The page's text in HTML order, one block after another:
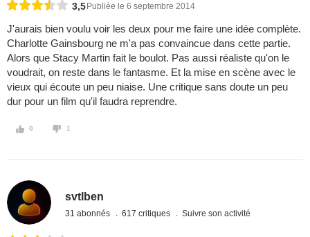
3,5 Publiée le 6 septembre 2014
J'aurais bien voulu voir les deux pour me faire une idée complète.
Charlotte Gainsbourg ne m'a pas convaincue dans cette partie.
Alors que Stacy Martin fait le boulot. Pas aussi réaliste qu'on le
voudrait, on reste dans le fantasme. Et la mise en scène avec le
vieux qui écoute un peu niaise. Une critique sans doute un peu
dur pour un film qu'il faudra reprendre.
0 1
svtlben
31 abonnés 617 critiques Suivre son activité